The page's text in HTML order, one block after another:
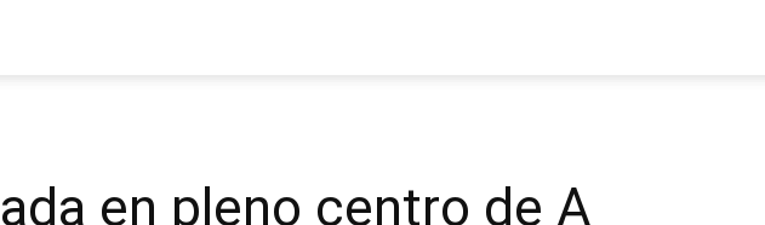
en pleno centro de A